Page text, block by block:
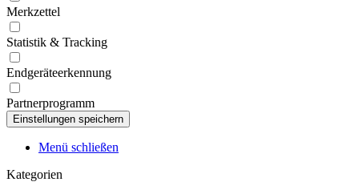
Merkzettel
Statistik & Tracking
Endgeräteerkennung
Partnerprogramm
Menü schließen
Kategorien